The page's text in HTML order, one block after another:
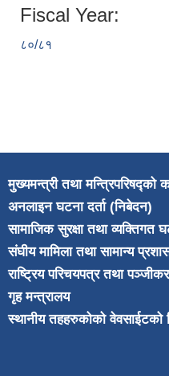
Fiscal Year:
८०/८१
मुख्यमन्त्री तथा मन्त्रिपरिषद्को
अनलाइन घटना दर्ता (निबेदन)
सामाजिक सुरक्षा तथा व्यक्तिगत
संघीय मामिला तथा सामान्य
राष्ट्रिय परिचयपत्र तथा
गृह मन्त्रालय
स्थानीय तहहरुकोको वेवसाईटको